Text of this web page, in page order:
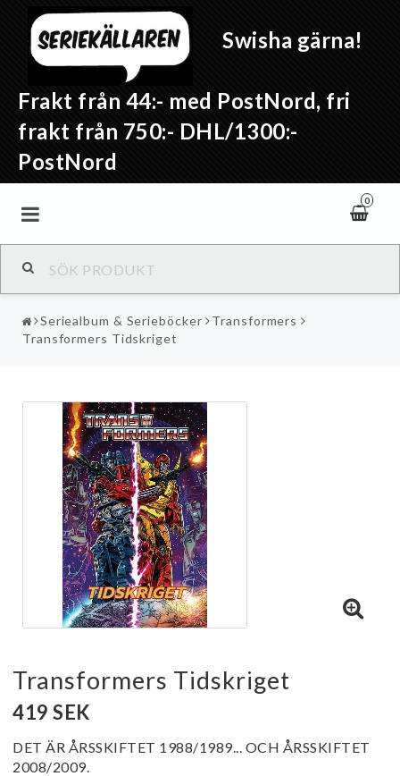
Swisha gärna!
Frakt från 44:- med PostNord, fri
frakt från 750:- DHL/1300:-
PostNord
0
Seriealbum & Serieböcker
Transformers
Transformers Tidskriget
Transformers Tidskriget
419 SEK
DET ÄR ÅRSSKIFTET 1988/1989... OCH ÅRSSKIFTET
2008/2009.